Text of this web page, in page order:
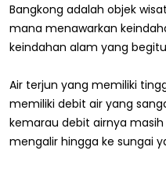
Bangkong adalah objek
mana menawarkan
keindahan alam yang
Air terjun yang memiliki
memiliki debit air yang
kemarau debit airnya
mengalir hingga ke sungai